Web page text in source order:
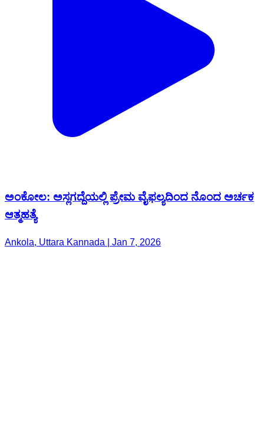
ಅಂಕೋಲ: ಅಸ್ಲಗದ್ದೆಯಲ್ಲಿ ಪ್ರೇಮ ವೈಫಲ್ಯದಿಂದ ನೊಂದ ಅರ್ಚಕ
ಆತ್ಮಹತ್ಯೆ
Ankola, Uttara Kannada | Jan 7, 2026